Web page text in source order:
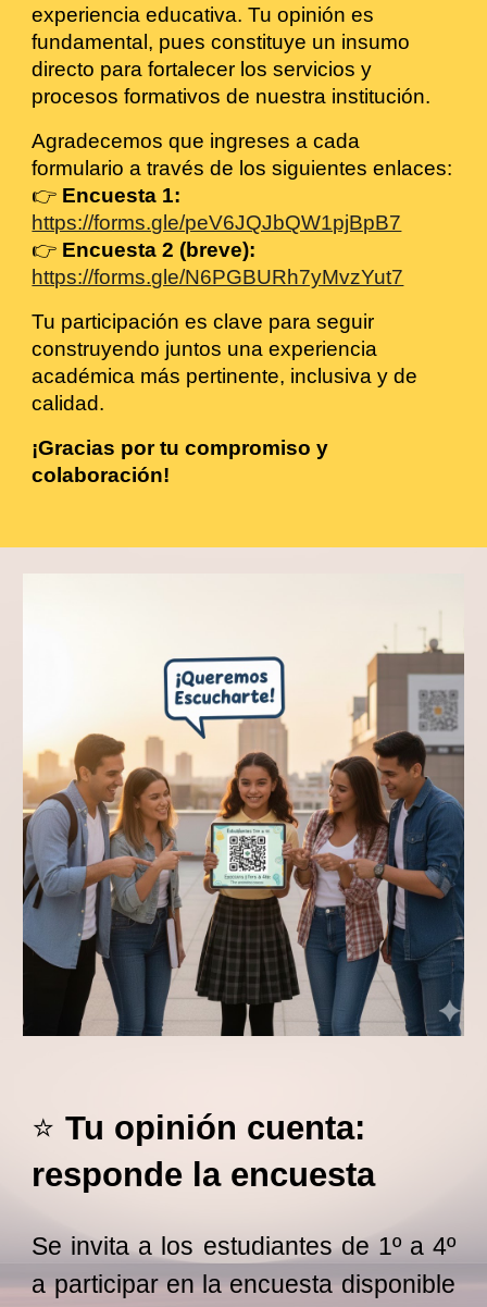
experiencia educativa. Tu opinión es
fundamental, pues constituye un insumo
directo para fortalecer los servicios y
procesos formativos de nuestra institución.
Agradecemos que ingreses a cada
formulario a través de los siguientes enlaces:
👉 Encuesta 1:
https://forms.gle/peV6JQJbQW1pjBpB7
👉 Encuesta 2 (breve):
https://forms.gle/N6PGBURh7yMvzYut7
Tu participación es clave para seguir
construyendo juntos una experiencia
académica más pertinente, inclusiva y de
calidad.
¡Gracias por tu compromiso y
colaboración!
⭐Tu opinión cuenta:
responde la encuesta
Se invita a los estudiantes de 1º a 4º
a participar en la encuesta disponible